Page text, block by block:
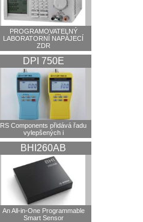
PROGRAMOVATELNÝ
LABORATORNÍ NAPÁJECÍ
ZDR
DPI 750E
RS Components přidává řadu
vylepšených i
BHI260AB
An All-in-One Programmable
Smart Sensor